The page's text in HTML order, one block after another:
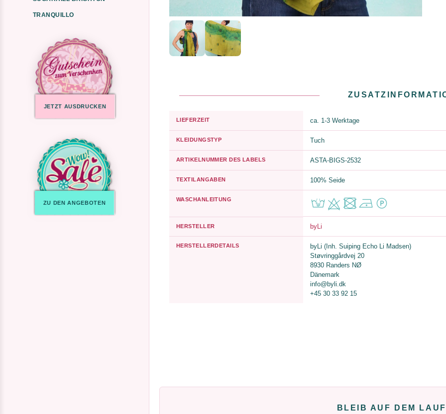
TRANQUILLO
JETZT AUSDRUCKEN
ZU DEN ANGEBOTEN
LIEFERZEIT ca. 1-3 Werktage
KLEIDUNGSTYP Tuch
ARTIKELNUMMER DES LABELS ASTA-BIGS-2532
TEXTILANGABEN 100% Seide
WASCHANLEITUNG
HERSTELLER byLi
HERSTELLERDETAILS
byLi (Inh. Suiping Echo Li Madsen)
Støvringgårdvej 20
8930 Randers NØ
Dänemark
info@byli.dk
+45 30 33 92 15
BLEIB AUF DEM